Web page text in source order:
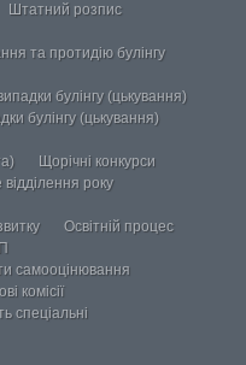
Штатний розпис
та протидію булінгу
булінгу (цькування)
булінгу (цькування)
Щорічні конкурси
року
Освітній процес
самооцінювання
комісії
спеціальні